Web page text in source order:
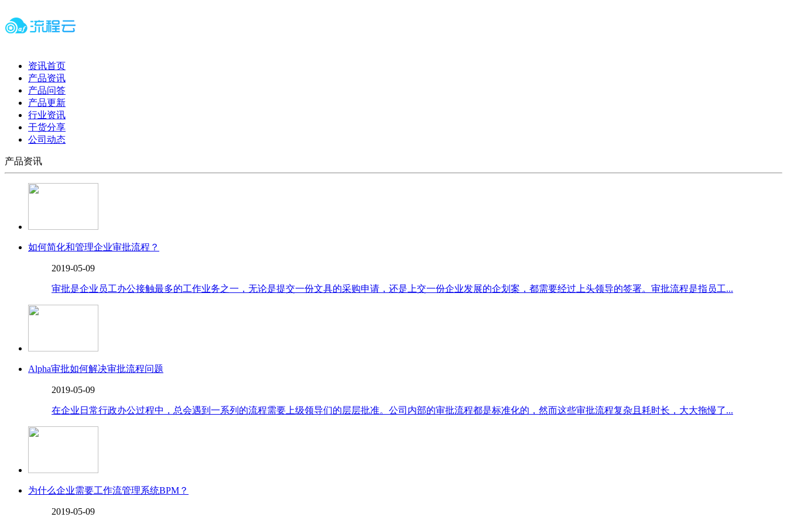
资讯首页
产品资讯
产品问答
产品更新
行业资讯
干货分享
公司动态
产品资讯
如何简化和管理企业审批流程？
2019-05-09
审批是企业员工办公接触最多的工作业务之一，无论是提交一份文具的采购申请，还是上交一份企业发展的企划案，都需要经过上头领导的签署。审批流程是指员工...
Alpha审批如何解决审批流程问题
2019-05-09
在企业日常行政办公过程中，总会遇到一系列的流程需要上级领导们的层层批准。公司内部的审批流程都是标准化的，然而这些审批流程复杂且耗时长，大大拖慢了...
为什么企业需要工作流管理系统BPM？
2019-05-09